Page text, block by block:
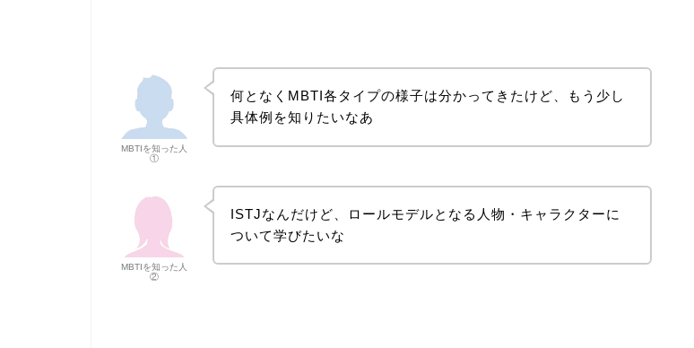
MBTIを知った人
①
何となくMBTI各タイプの様子は分かってきたけど、もう少し
具体例を知りたいなあ
MBTIを知った人
②
ISTJなんだけど、ロールモデルとなる人物・キャラクターに
ついて学びたいな